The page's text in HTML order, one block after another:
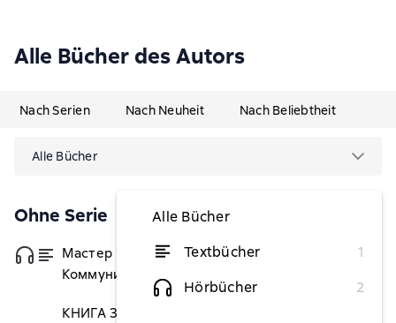
Alle Bücher des Autors
Nach Serien Nach Neuheit Nach Beliebtheit
Alle Bücher
Alle Bücher
Textbücher
1
Hörbücher
2
Ohne Serie
Мастер коммуникации. Говори легко!
Коммуникация на все случаи жизни
von 2,10 €
КНИГА ЗА 1 ЧАС